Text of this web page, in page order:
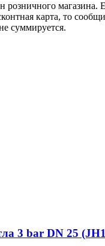
розничного
карта, то
суммируется.
3 bar DN 25